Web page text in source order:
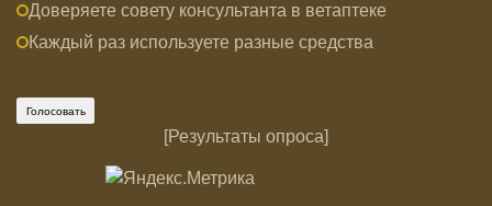
Доверяете совету консультанта в ветаптеке
Каждый раз используете разные средства
[Результаты опроса]